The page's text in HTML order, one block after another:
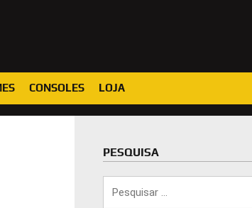
CONSOLES LOJA
PESQUISA